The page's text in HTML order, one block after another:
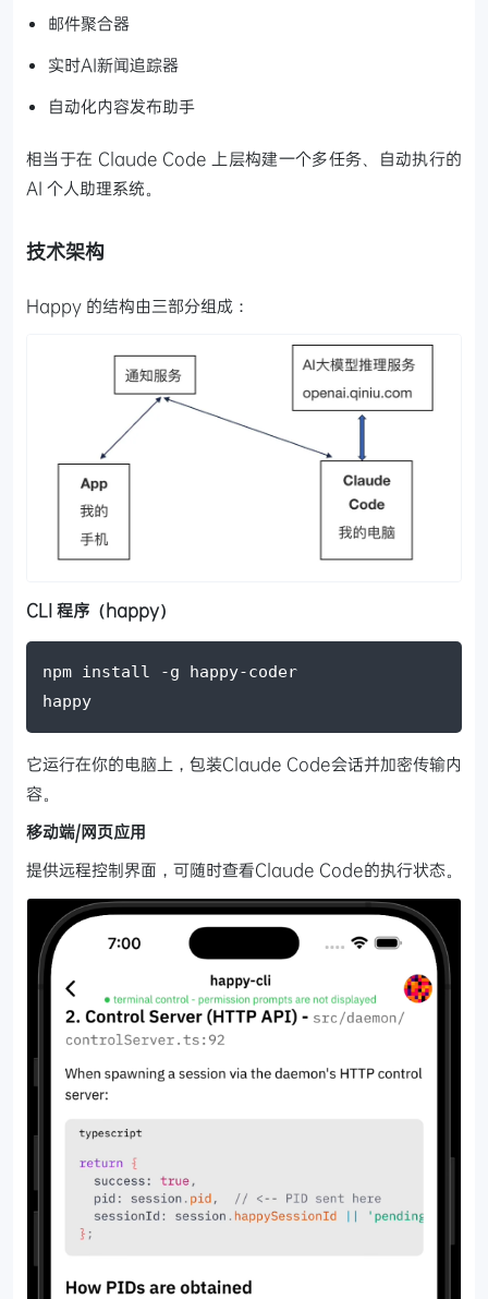
邮件聚合器
实时AI新闻追踪器
自动化内容发布助手
相当于在 Claude Code 上层构建一个多任务、自动执行的
AI 个人助理系统。
技术架构
Happy 的结构由三部分组成：
CLI 程序（happy）
npm install -g happy-coder
happy
它运行在你的电脑上，包装Claude Code会话并加密传输内
容。
移动端/网页应用
提供远程控制界面，可随时查看Claude Code的执行状态。